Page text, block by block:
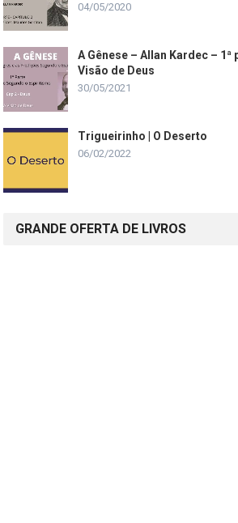
04/05/2020
A Gênese – Allan Kardec – 1ª
Visão de Deus
30/05/2021
Trigueirinho | O Deserto
06/02/2022
GRANDE OFERTA DE LIVROS